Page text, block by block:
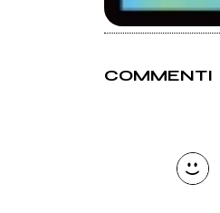
COMMENTI